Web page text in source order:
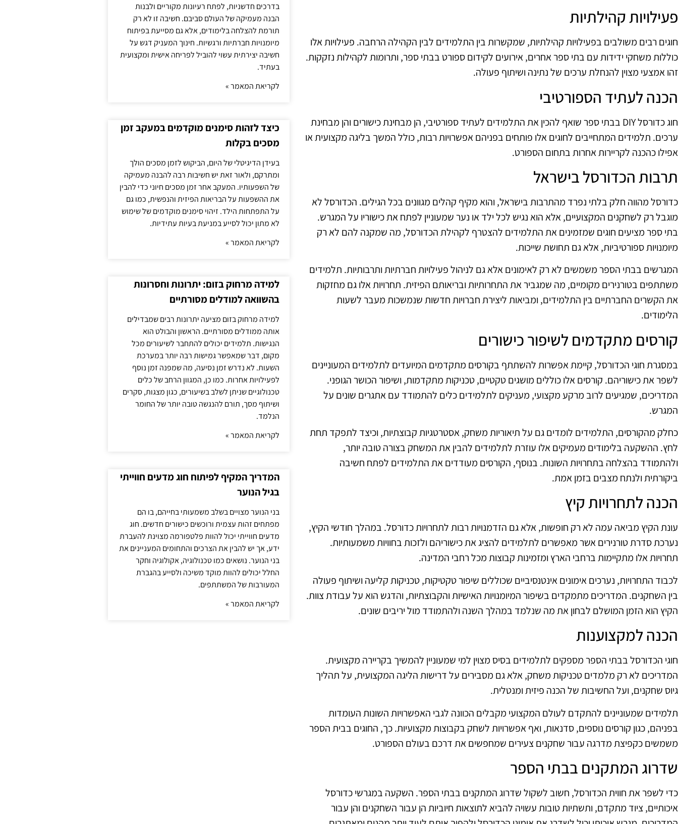
פעילויות קהילתיות
חוגים רבים משולבים בפעילויות קהילתיות, שמקשרות בין התלמידים לבין הקהילה הרחבה. פעילויות אלו
כוללות משחקי ידידות עם בתי ספר אחרים, אירועים לקידום ספורט בבתי ספר, ותרומות לקהילות נזקקות.
זהו אמצעי מצוין להנחלת ערכים של נתינה ושיתוף פעולה.
הכנה לעתיד הספורטיבי
חוג כדורסל DIY בבתי ספר שואף להכין את התלמידים לעתיד ספורטיבי, הן מבחינת כישורים והן מבחינת
ערכים. תלמידים המתחייבים לחוגים אלו פותחים בפניהם אפשרויות רבות, כולל המשך בליגה מקצועית או
אפילו כהכנה לקריירות אחרות בתחום הספורט.
תרבות הכדורסל בישראל
כדורסל מהווה חלק בלתי נפרד מהתרבות בישראל, והוא מקיף קהלים מגוונים בכל הגילים. הכדורסל לא
מוגבל רק לשחקנים המקצועיים, אלא הוא נגיש לכל ילד או נער שמעוניין לפתח את כישוריו על המגרש.
בתי ספר מציעים חוגים שמזמינים את התלמידים להצטרף לקהילת הכדורסל, מה שמקנה להם לא רק
מיומנויות ספורטיביות, אלא גם תחושת שייכות.
המגרשים בבתי הספר משמשים לא רק לאימונים אלא גם לניהול פעילויות חברתיות ותרבותיות. תלמידים
משתתפים בטורנירים מקומיים, מה שמגביר את התחרותיות ובריאותם הפיזית. תחרויות אלו גם מחזקות
את הקשרים החברתיים בין התלמידים, ומביאות ליצירת חברויות חדשות שנמשכות מעבר לשעות
הלימודים.
קורסים מתקדמים לשיפור כישורים
במסגרת חוגי הכדורסל, קיימת אפשרות להשתתף בקורסים מתקדמים המיועדים לתלמידים המעוניינים
לשפר את כישוריהם. קורסים אלו כוללים מושגים טקטיים, טכניקות מתקדמות, ושיפור הכושר הגופני.
המדריכים, שמגיעים לרוב מרקע מקצועי, מעניקים לתלמידים כלים להתמודד עם אתגרים שונים על
המגרש.
כחלק מהקורסים, התלמידים לומדים גם על תיאוריות משחק, אסטרטגיות קבוצתיות, וכיצד לתפקד תחת
לחץ. ההשקעה בלימודים מעמיקים אלו עוזרת לתלמידים להבין את המשחק בצורה טובה יותר,
ולהתמודד בהצלחה בתחרויות השונות. בנוסף, הקורסים מעודדים את התלמידים לפתח חשיבה
ביקורתית ולנתח מצבים בזמן אמת.
הכנה לתחרויות קיץ
עונת הקיץ מביאה עמה לא רק חופשות, אלא גם הזדמנויות רבות לתחרויות כדורסל. במהלך חודשי הקיץ,
נערכת סדרת טורנירים אשר מאפשרים לתלמידים להציג את כישוריהם ולזכות בחוויות משמעותיות.
תחרויות אלו מתקיימות ברחבי הארץ ומזמינות קבוצות מכל רחבי המדינה.
לכבוד התחרויות, נערכים אימונים אינטנסיביים שכוללים שיפור טקטיקות, טכניקות קליעה ושיתוף פעולה
בין השחקנים. המדריכים מתמקדים בשיפור המיומנויות האישיות והקבוצתיות, והדגש הוא על עבודת צוות.
הקיץ הוא הזמן המושלם לבחון את מה שנלמד במהלך השנה ולהתמודד מול יריבים שונים.
הכנה למקצוענות
חוגי הכדורסל בבתי הספר מספקים לתלמידים בסיס מצוין למי שמעוניין להמשיך בקריירה מקצועית.
המדריכים לא רק מלמדים טכניקות משחק, אלא גם מסבירים על דרישות הליגה המקצועית, על תהליך
גיוס שחקנים, ועל החשיבות של הכנה פיזית ומנטלית.
תלמידים שמעוניינים להתקדם לעולם המקצועי מקבלים הכוונה לגבי האפשרויות השונות העומדות
בפניהם, כגון קורסים נוספים, סדנאות, ואף אפשרויות לשחק בקבוצות מקצועיות. כך, החוגים בבית הספר
משמשים כקפיצת מדרגה עבור שחקנים צעירים שמחפשים את דרכם בעולם הספורט.
שדרוג המתקנים בבתי הספר
כדי לשפר את חווית הכדורסל, חשוב לשקול שדרוג המתקנים בבתי הספר. השקעה במגרשי כדורסל
איכותיים, ציוד מתקדם, ותשתיות טובות עשויה להביא לתוצאות חיוביות הן עבור השחקנים והן עבור
בדרכים חדשניות, לפתח רעיונות מקוריים ולבנות
הבנה מעמיקה של העולם סביבם. חשיבה זו לא רק
תורמת להצלחה בלימודים, אלא גם מסייעת בפיתוח
מיומנויות חברתיות ורגשיות. חינוך המעניק דגש על
חשיבה יצירתית עשוי להוביל לפריחה אישית ומקצועית
בעתיד.
לקריאת המאמר »
כיצד לזהות סימנים מוקדמים במעקב זמן
מסכים בקלות
בעידן הדיגיטלי של היום, הביקוש לזמן מסכים הולך
ומתרקם, ולאור זאת יש חשיבות רבה להבנה מעמיקה
של השפעותיו. המעקב אחר זמן מסכים חיוני כדי להבין
את ההשפעות על הבריאות הפיזית והנפשית, כמו גם
על התפתחות הילד. זיהוי סימנים מוקדמים של שימוש
לא מתון יכול לסייע במניעת בעיות עתידיות.
לקריאת המאמר »
למידה מרחוק בזום: יתרונות וחסרונות
בהשוואה למודלים מסורתיים
למידה מרחוק בזום מציעה יתרונות רבים שמבדילים
אותה ממודלים מסורתיים. הראשון והבולט הוא
הנגישות. תלמידים יכולים להתחבר לשיעורים מכל
מקום, דבר שמאפשר גמישות רבה יותר במערכת
השעות. לא נדרש זמן נסיעה, מה שמפנה זמן נוסף
לפעילויות אחרות. כמו כן, המגוון הרחב של כלים
טכנולוגיים שניתן לשלב בשיעורים, כגון מצגות, סקרים
ושיתוף מסך, תורם להנגשה טובה יותר של החומר
הנלמד.
לקריאת המאמר »
המדריך המקיף לפיתוח חוג מדעים חווייתי
בגיל הנוער
בני הנוער מצויים בשלב משמעותי בחייהם, בו הם
מפתחים זהות עצמית ורוכשים כישורים חדשים. חוג
מדעים חווייתי יכול להוות פלטפורמה מצוינת להעברת
ידע, אך יש להבין את הצרכים והתחומים המעניינים את
בני הנוער. נושאים כמו טכנולוגיה, אקולוגיה וחקר
החלל יכולים להוות מוקד משיכה ולסייע בהגברת
המעורבות של המשתתפים.
לקריאת המאמר »